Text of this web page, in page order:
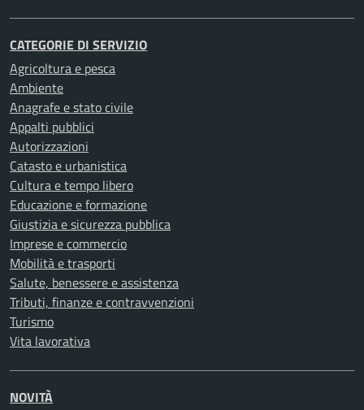
CATEGORIE DI SERVIZIO
Agricoltura e pesca
Ambiente
Anagrafe e stato civile
Appalti pubblici
Autorizzazioni
Catasto e urbanistica
Cultura e tempo libero
Educazione e formazione
Giustizia e sicurezza pubblica
Imprese e commercio
Mobilità e trasporti
Salute, benessere e assistenza
Tributi, finanze e contravvenzioni
Turismo
Vita lavorativa
NOVITÀ